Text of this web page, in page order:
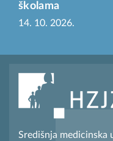
školama
14. 10. 2026.
Središnja medicinska